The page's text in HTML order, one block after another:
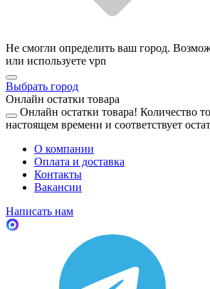
Не смогли определить ваш город.
или используете vpn
Выбрать город
Онлайн остатки товара
Онлайн остатки товара! Количество
настоящем времени и соответствует
О компании
Оплата и доставка
Контакты
Вакансии
Написать нам